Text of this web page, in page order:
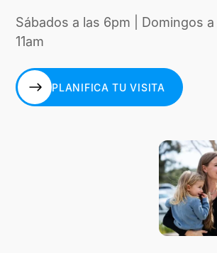
Sábados a las 6pm | Domingos
11am
PLANIFICA TU VISITA